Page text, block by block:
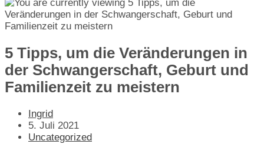
5 Tipps, um die Veränderungen in
der Schwangerschaft, Geburt und
Familienzeit zu meistern
Beitrags-
Autor:
Ingrid
Beitrag
veröffentlicht:
5. Juli 2021
Beitrags-
Uncategorized